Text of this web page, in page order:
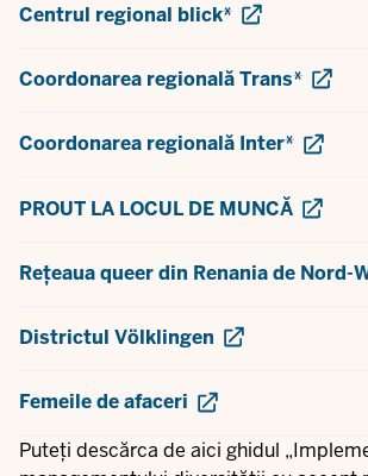
Centrul regional blick*
Coordonarea regională Trans*
Coordonarea regională Inter*
PROUT LA LOCUL DE MUNCĂ
Rețeaua queer din Renania de Nord-
Districtul Völklingen
Femeile de afaceri
Puteți descărca de aici ghidul